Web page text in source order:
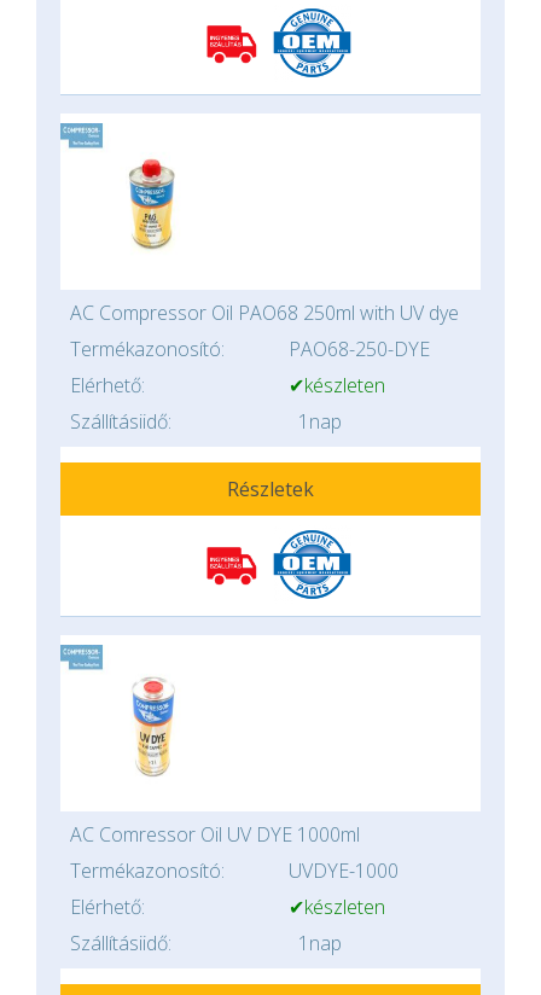
AC Compressor Oil PAO68 250ml with UV dye
Termékazonosító:
PAO68-250-DYE
Elérhető:
✔készleten
Szállításiidő:
1nap
Részletek
AC Comressor Oil UV DYE 1000ml
Termékazonosító:
UVDYE-1000
Elérhető:
✔készleten
Szállításiidő:
1nap